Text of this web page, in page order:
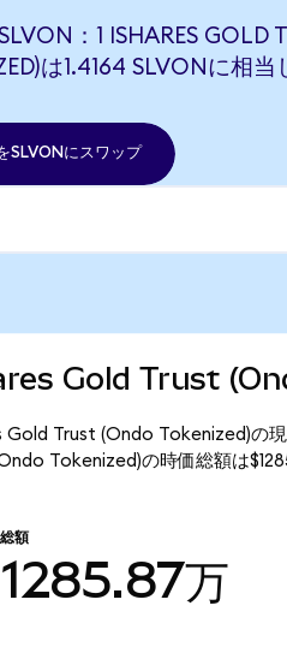
：1 ISHARES GOLD
は1.4164 SLVONに相当
SLVONにスワップ
Gold Trust
Gold Trust (Ondo Tokenized)の
Tokenized)の時価総額は
額
万